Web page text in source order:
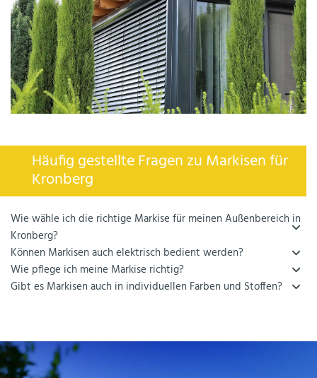
Häufig gestellte Fragen zu Markisen für
Kronberg
Wie wähle ich die richtige Markise für meinen Außenbereich in
Kronberg?
Können Markisen auch elektrisch bedient werden?
Wie pflege ich meine Markise richtig?
Gibt es Markisen auch in individuellen Farben und Stoffen?